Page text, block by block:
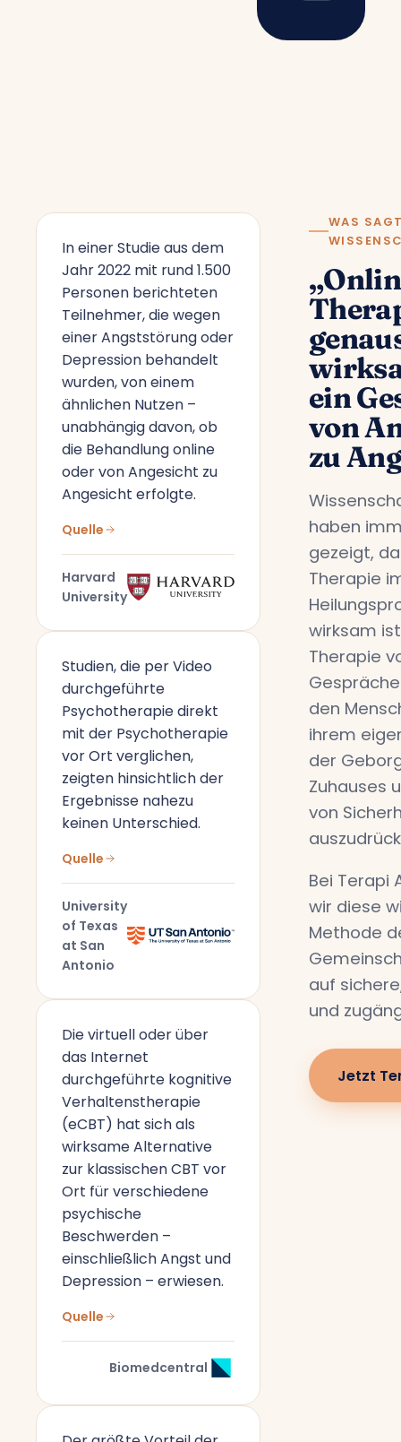
In einer Studie aus dem
Jahr 2022 mit rund 1.500
Personen berichteten
Teilnehmer, die wegen
einer Angststörung oder
Depression behandelt
wurden, von einem
ähnlichen Nutzen –
unabhängig davon, ob
die Behandlung online
oder von Angesicht zu
Angesicht erfolgte.
Quelle
Harvard
University
Studien, die per Video
durchgeführte
Psychotherapie direkt
mit der Psychotherapie
vor Ort verglichen,
zeigten hinsichtlich der
Ergebnisse nahezu
keinen Unterschied.
Quelle
University
of Texas
at San
Antonio
Die virtuell oder über
das Internet
durchgeführte kognitive
Verhaltenstherapie
(eCBT) hat sich als
wirksame Alternative
zur klassischen CBT vor
Ort für verschiedene
psychische
Beschwerden –
einschließlich Angst und
Depression – erwiesen.
Quelle
Biomedcentral
WAS
ein
von
zu
haben
gezeigt,
Therapie
wirksam
Therapie
den
ihrem
der
Zuhauses
von
Bei Terapi
wir diese
Methode
auf
und
Jetzt